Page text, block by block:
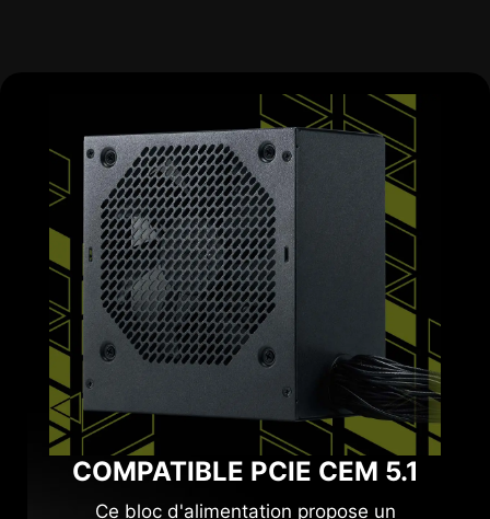
COMPATIBLE PCIE CEM 5.1
Ce bloc d'alimentation propose un